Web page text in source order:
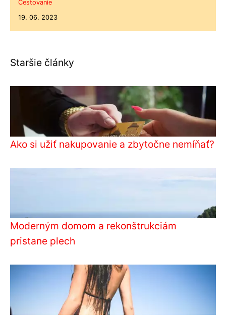
Cestovanie
19. 06. 2023
Staršie články
Ako si užiť nakupovanie a zbytočne nemíňať?
Moderným domom a rekonštrukciám
pristane plech